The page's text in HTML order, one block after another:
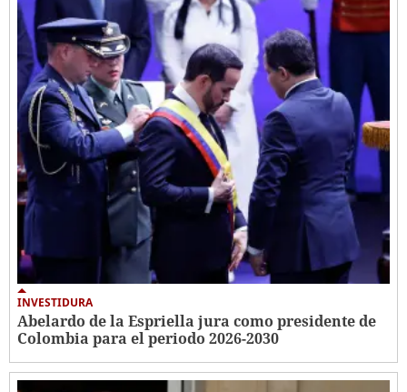
INVESTIDURA
Abelardo de la Espriella jura como presidente de
Colombia para el periodo 2026-2030